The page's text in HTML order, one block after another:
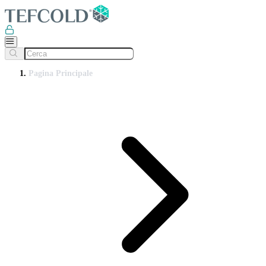
Pagina Principale